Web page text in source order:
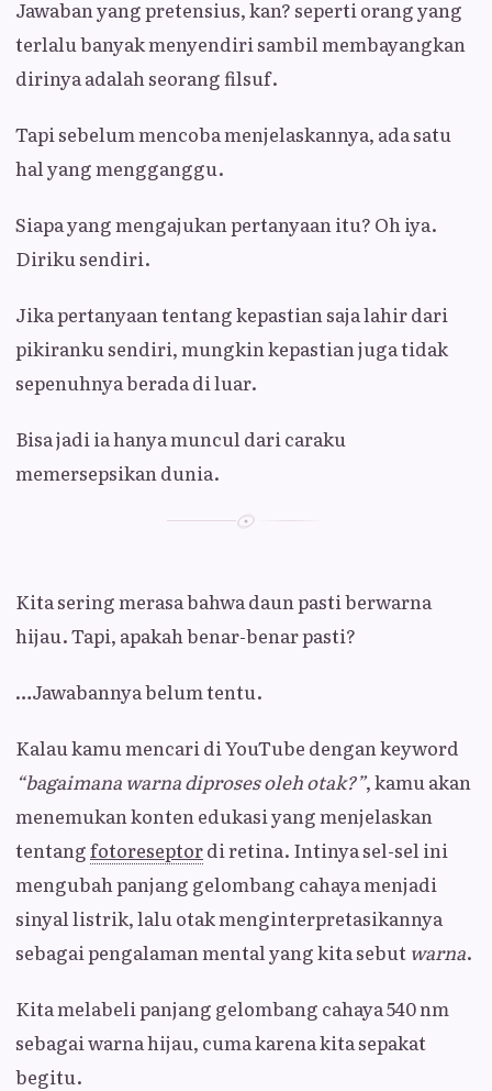
Jawaban yang pretensius, kan? seperti orang yang
terlalu banyak menyendiri sambil membayangkan
dirinya adalah seorang filsuf.
Tapi sebelum mencoba menjelaskannya, ada satu
hal yang mengganggu.
Siapa yang mengajukan pertanyaan itu? Oh iya.
Diriku sendiri.
Jika pertanyaan tentang kepastian saja lahir dari
pikiranku sendiri, mungkin kepastian juga tidak
sepenuhnya berada di luar.
Bisa jadi ia hanya muncul dari caraku
memersepsikan dunia.
Kita sering merasa bahwa daun pasti berwarna
hijau. Tapi, apakah benar-benar pasti?
…Jawabannya belum tentu.
Kalau kamu mencari di YouTube dengan keyword
“bagaimana warna diproses oleh otak?”, kamu akan
menemukan konten edukasi yang menjelaskan
tentangfotoreseptordi retina. Intinya sel-sel ini
mengubah panjang gelombang cahaya menjadi
sinyal listrik, lalu otak menginterpretasikannya
sebagai pengalaman mental yang kita sebut warna.
Kita melabeli panjang gelombang cahaya 540 nm
sebagai warna hijau, cuma karena kita sepakat
begitu.